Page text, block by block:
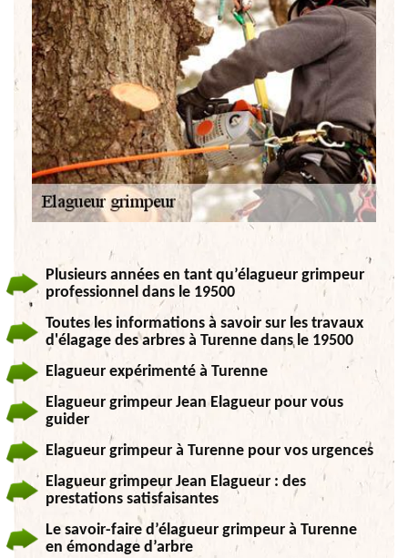
Plusieurs années en tant qu’élagueur grimpeur
professionnel dans le 19500
Toutes les informations à savoir sur les travaux
d'élagage des arbres à Turenne dans le 19500
Elagueur expérimenté à Turenne
Elagueur grimpeur Jean Elagueur pour vous
guider
Elagueur grimpeur à Turenne pour vos urgences
Elagueur grimpeur Jean Elagueur : des
prestations satisfaisantes
Le savoir-faire d’élagueur grimpeur à Turenne
en émondage d’arbre